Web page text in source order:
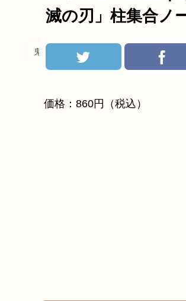
滅の刃」柱集合ノ
鬼滅の刃
価格：860円（税込）